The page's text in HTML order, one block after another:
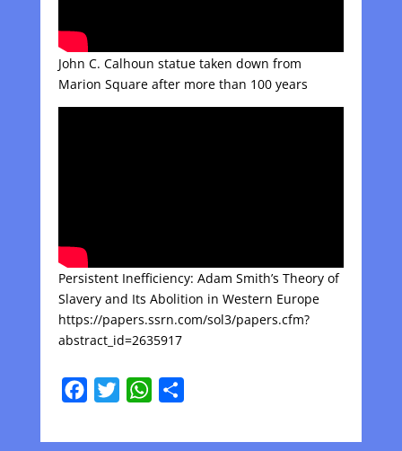
John C. Calhoun statue taken down from
Marion Square after more than 100 years
Persistent Inefficiency: Adam Smith’s Theory of
Slavery and Its Abolition in Western Europe
https://papers.ssrn.com/sol3/papers.cfm?
abstract_id=2635917
c
i
W
a
m